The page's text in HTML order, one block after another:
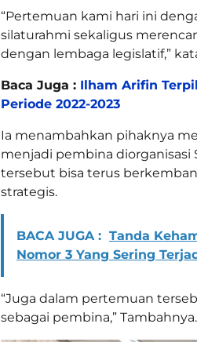
“Pertemuan kami hari ini
silaturahmi sekaligus
dengan lembaga legislatif,”
Baca Juga : Ilham Arifin
Periode 2022-2023
Ia menambahkan pihaknya
menjadi pembina diorganisasi
tersebut bisa terus
strategis.
BACA JUGA : Tanda
Nomor 3 Yang Sering
“Juga dalam pertemuan
sebagai pembina,” Tambahnya.